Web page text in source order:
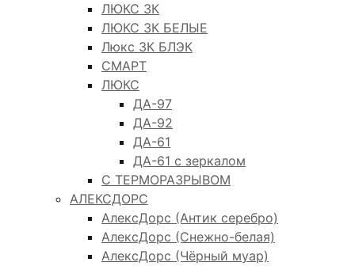
ЛЮКС 3К
ЛЮКС 3К БЕЛЫЕ
Люкс 3К БЛЭК
СМАРТ
ЛЮКС
ДА-97
ДА-92
ДА-61
ДА-61 с зеркалом
С ТЕРМОРАЗРЫВОМ
АЛЕКСДОРС
АлексДорс (Антик серебро)
АлексДорс (Снежно-белая)
АлексДорс (Чёрный муар)